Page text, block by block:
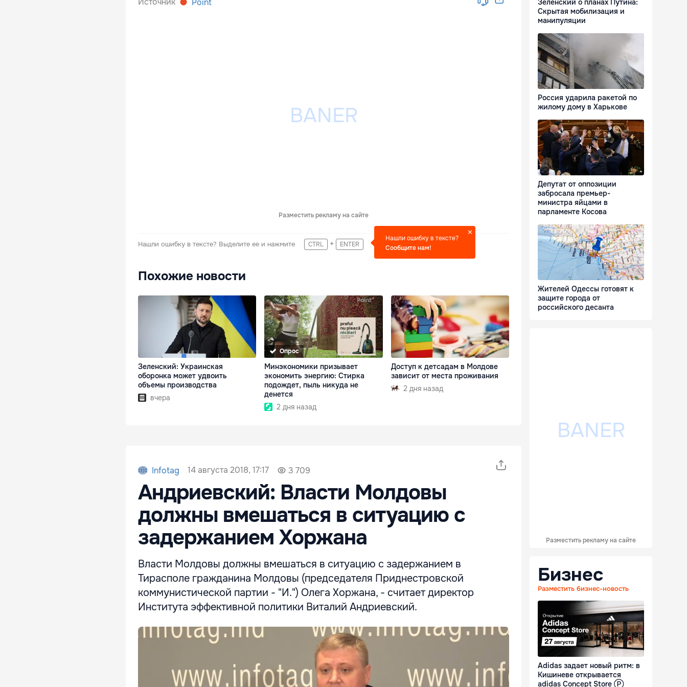
Point
Разместить рекламу на сайте
Нашли ошибку в тексте? Выделите ее и нажмите CTRL + ENTER
Нашли ошибку в тексте?
Сообщите нам!
Похожие новости
Зеленский: Украинская
оборонка может удвоить
объемы производства
вчера
Опрос
Минэкономики призывает
экономить энергию: Стирка
подождет, пыль никуда не
денется
2 дня назад
Доступ к детсадам в Молдове
зависит от места проживания
2 дня назад
Infotag 14 августа 2018, 17:17 3 709
Андриевский: Власти Молдовы
должны вмешаться в ситуацию с
задержанием Хоржана
Власти Молдовы должны вмешаться в ситуацию с задержанием в
Тирасполе гражданина Молдовы (председателя Приднестровской
коммунистической партии - "И.") Олега Хоржана, - считает директор
Института эффективной политики Виталий Андриевский.
Зеленский о планах Путина:
Скрытая мобилизация и
манипуляции
Россия ударила ракетой по
жилому дому в Харькове
Депутат от оппозиции
забросала премьер-
министра яйцами в
парламенте Косова
Жителей Одессы готовят к
защите города от
российского десанта
Разместить рекламу на сайте
Бизнес
Разместить бизнес-новость
Adidas задает новый ритм: в
Кишиневе открывается
adidas Concept Store Ⓟ